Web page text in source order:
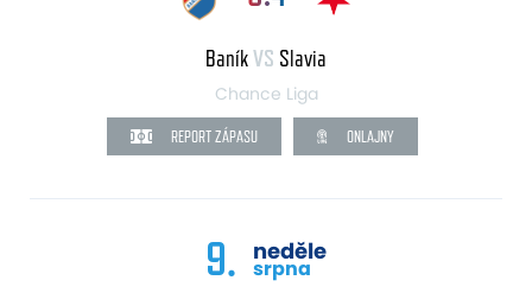
BaníkVS Slavia
Chance Liga
REPORT ZÁPASU ONLAJNY
9. neděle
srpna